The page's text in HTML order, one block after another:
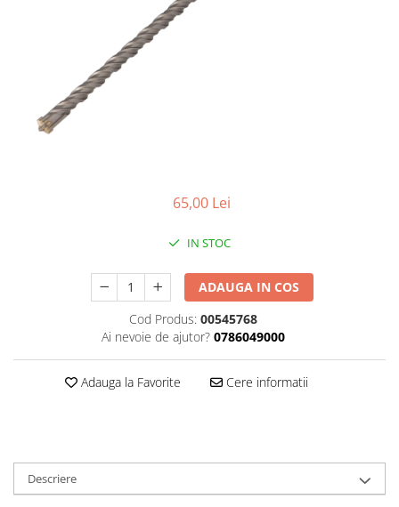
Galeti de lucru si accesorii
Imbusi si seturi de imbusi
Patenti, clesti si sfici
Pile de mana
Razuri si razuitoare de mana
Trafaleti speciali
Truse de tubulare si chei
Tubulare 1/2 si accesorii
65,00 Lei
IN STOC
ADAUGA IN COS
Cod Produs: 00545768
Ai nevoie de ajutor? 0786049000
Adauga la Favorite Cere informatii
Descriere